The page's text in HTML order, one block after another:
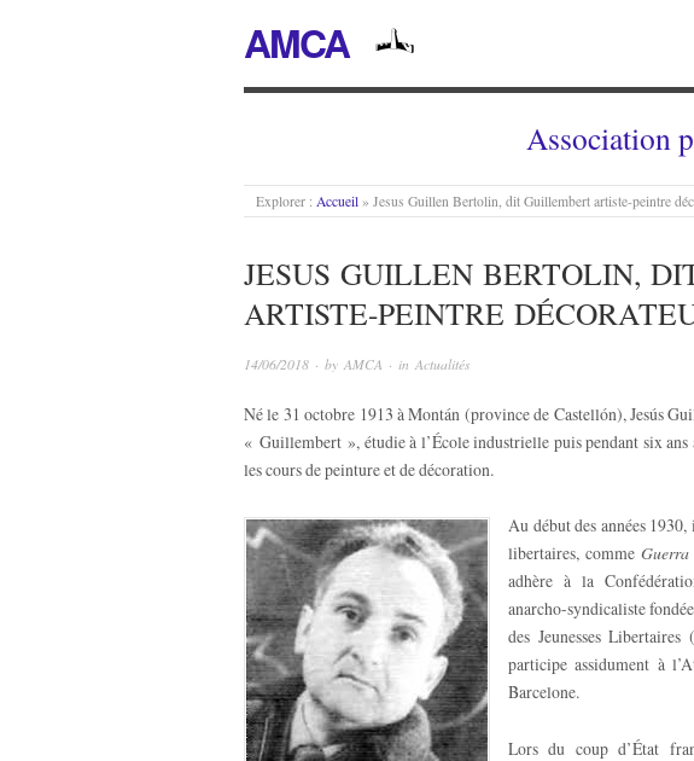
AMCA
Association
Explorer : Accueil » Jesus Guillen Bertolin, dit Guillembert artiste-peintre
JESUS GUILLEN BERTOLIN,
ARTISTE-PEINTRE
14/06/2018 · by AMCA · in Actualités
Né le 31 octobre 1913 à Montán (province de Castellón), Jesús
« Guillembert », étudie à l’École industrielle puis pendant six
les cours de peinture et de décoration.
Au début des années
libertaires, comme
adhère à la
anarcho-syndicaliste
des Jeunesses
participe assidument à
Barcelone.
Lors du coup d’État